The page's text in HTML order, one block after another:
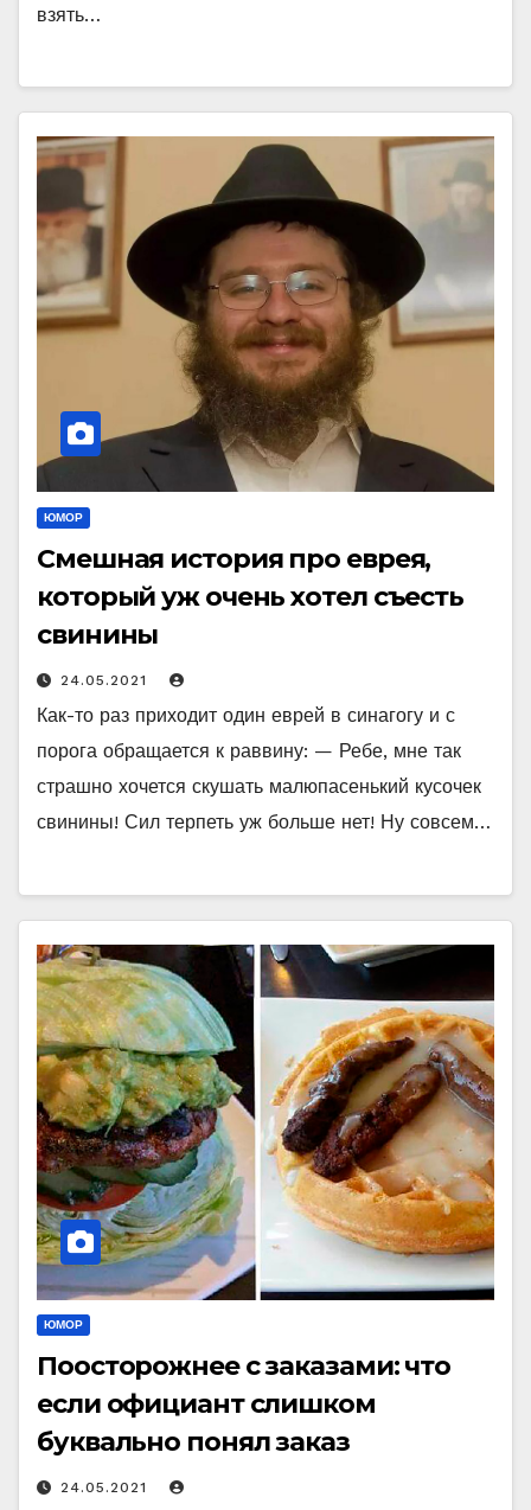
взять…
ЮМОР
Смешная история про еврея,
который уж очень хотел съесть
свинины
24.05.2021
Как-то раз приходит один еврей в синагогу и с
порога обращается к раввину: — Ребе, мне так
страшно хочется скушать малюпасенький кусочек
свинины! Сил терпеть уж больше нет! Ну совсем…
ЮМОР
Поосторожнее с заказами: что
если официант слишком
буквально понял заказ
24.05.2021